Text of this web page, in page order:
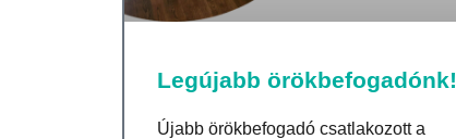
Legújabb örökbefogadónk!
Újabb örökbefogadó csatlakozott a